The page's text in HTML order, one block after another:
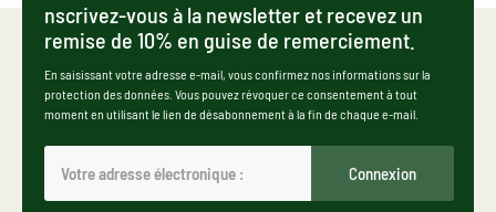
nscrivez-vous à la newsletter et recevez un
remise de 10% en guise de remerciement.
En saisissant votre adresse e-mail, vous confirmez nos informations sur la
protection des données. Vous pouvez révoquer ce consentement à tout
moment en utilisant le lien de désabonnement à la fin de chaque e-mail.
Connexion